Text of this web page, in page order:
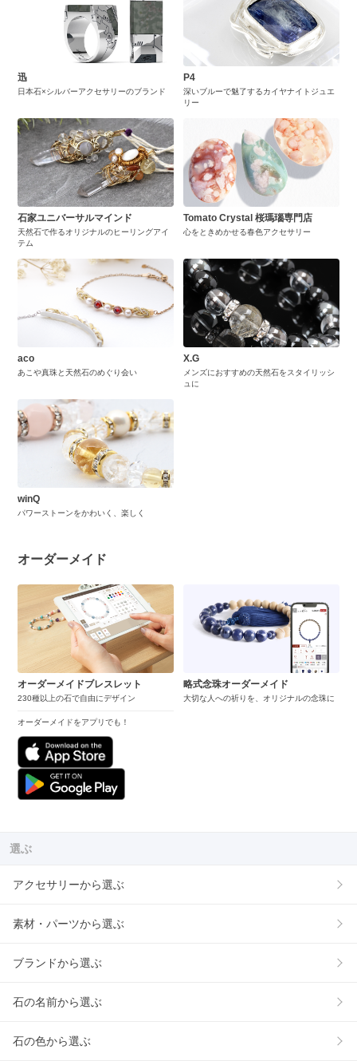
迅
日本石×シルバーアクセサリーのブランド
P4
深いブルーで魅了するカイヤナイトジュエ
リー
石家ユニバーサルマインド
天然石で作るオリジナルのヒーリングアイ
テム
Tomato Crystal 桜瑪瑙専門店
心をときめかせる春色アクセサリー
aco
あこや真珠と天然石のめぐり会い
X.G
メンズにおすすめの天然石をスタイリッシ
ュに
winQ
パワーストーンをかわいく、楽しく
オーダーメイド
オーダーメイドブレスレット
230種以上の石で自由にデザイン
オーダーメイドをアプリでも！
略式念珠オーダーメイド
大切な人への祈りを、オリジナルの念珠に
選ぶ
アクセサリーから選ぶ
素材・パーツから選ぶ
ブランドから選ぶ
石の名前から選ぶ
石の色から選ぶ